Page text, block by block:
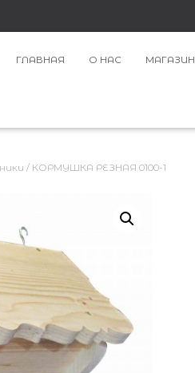
ГЛАВНАЯ О НАС МАГАЗИН
/ КОРМУШКА РЕЗНАЯ 0100-1